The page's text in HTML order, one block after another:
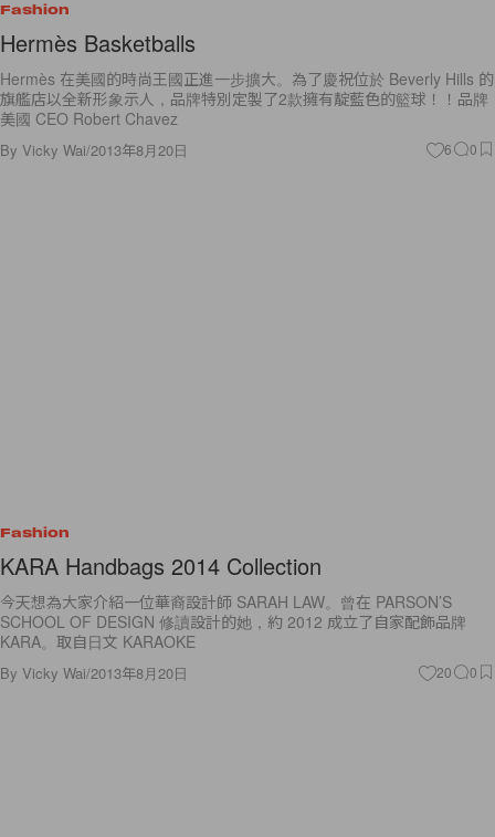
Fashion
Hermès Basketballs
Hermès 在美國的時尚王國正進一步擴大。為了慶祝位於 Beverly Hills 的
旗艦店以全新形象示人，品牌特別定製了2款擁有靛藍色的籃球！！品牌
美國 CEO Robert Chavez
By Vicky Wai/2013年8月20日 6 0
Fashion
KARA Handbags 2014 Collection
今天想為大家介紹一位華裔設計師 SARAH LAW。曾在 PARSON’S
SCHOOL OF DESIGN 修讀設計的她，約 2012 成立了自家配飾品牌
KARA。取自日文 KARAOKE
By Vicky Wai/2013年8月20日 20 0